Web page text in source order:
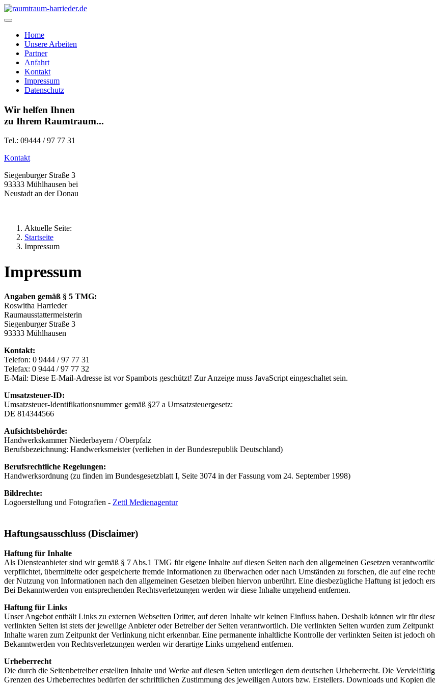
Home
Unsere Arbeiten
Partner
Anfahrt
Kontakt
Impressum
Datenschutz
Wir helfen Ihnen
zu Ihrem Raumtraum...
Tel.: 09444 / 97 77 31
Kontakt
Siegenburger Straße 3
93333 Mühlhausen bei
Neustadt an der Donau
Aktuelle Seite:
Startseite
Impressum
Impressum
Angaben gemäß § 5 TMG:
Roswitha Harrieder
Raumausstattermeisterin
Siegenburger Straße 3
93333 Mühlhausen
Kontakt:
Telefon: 0 9444 / 97 77 31
Telefax: 0 9444 / 97 77 32
E-Mail: Diese E-Mail-Adresse ist vor Spambots geschützt! Zur Anzeige muss JavaScript eingeschaltet sein.
Umsatzsteuer-ID:
Umsatzsteuer-Identifikationsnummer gemäß §27 a Umsatzsteuergesetz:
DE 814344566
Aufsichtsbehörde:
Handwerkskammer Niederbayern / Oberpfalz
Berufsbezeichnung: Handwerksmeister (verliehen in der Bundesrepublik Deutschland)
Berufsrechtliche Regelungen:
Handwerksordnung (zu finden im Bundesgesetzblatt I, Seite 3074 in der Fassung vom 24. September 1998)
Bildrechte:
Logoerstellung und Fotografien - Zettl Medienagentur
Haftungsausschluss (Disclaimer)
Haftung für Inhalte
Als Diensteanbieter sind wir gemäß § 7 Abs.1 TMG für eigene Inhalte auf diesen Seiten nach den allgemeinen Gesetzen
verpflichtet, übermittelte oder gespeicherte fremde Informationen zu überwachen oder nach Umständen zu forschen, die auf eine
der Nutzung von Informationen nach den allgemeinen Gesetzen bleiben hiervon unberührt. Eine diesbezügliche Haftung ist jedoch
Bei Bekanntwerden von entsprechenden Rechtsverletzungen werden wir diese Inhalte umgehend entfernen.
Haftung für Links
Unser Angebot enthält Links zu externen Webseiten Dritter, auf deren Inhalte wir keinen Einfluss haben. Deshalb können wir für
verlinkten Seiten ist stets der jeweilige Anbieter oder Betreiber der Seiten verantwortlich. Die verlinkten Seiten wurden zum
Inhalte waren zum Zeitpunkt der Verlinkung nicht erkennbar. Eine permanente inhaltliche Kontrolle der verlinkten Seiten ist jedoch
Bekanntwerden von Rechtsverletzungen werden wir derartige Links umgehend entfernen.
Urheberrecht
Die durch die Seitenbetreiber erstellten Inhalte und Werke auf diesen Seiten unterliegen dem deutschen Urheberrecht. Die
Grenzen des Urheberrechtes bedürfen der schriftlichen Zustimmung des jeweiligen Autors bzw. Erstellers. Downloads und Kopien